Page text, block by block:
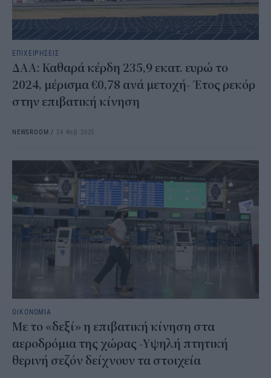
ΕΠΙΧΕΙΡΗΣΕΙΣ
ΔΑΑ: Καθαρά κέρδη 235,9 εκατ. ευρώ το
2024, μέρισμα €0,78 ανά μετοχή- Έτος ρεκόρ
στην επιβατική κίνηση
NEWSROOM / 24 Φεβ 2025
ΟΙΚΟΝΟΜΙΑ
Με το «δεξί» η επιβατική κίνηση στα
αεροδρόμια της χώρας -Υψηλή πτητική
θερινή σεζόν δείχνουν τα στοιχεία